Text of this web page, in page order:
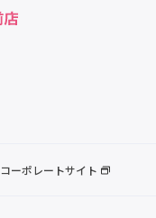
コーポレートサイト